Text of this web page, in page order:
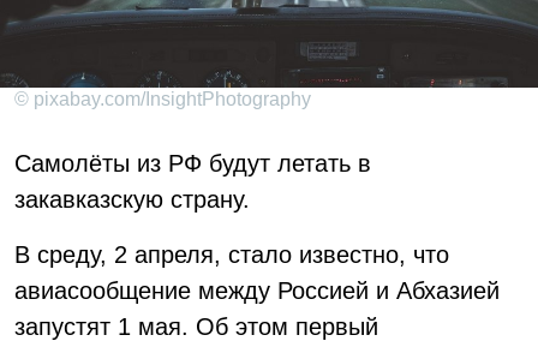
© pixabay.com/InsightPhotography
Самолёты из РФ будут летать в
закавказскую страну.
В среду, 2 апреля, стало известно, что
авиасообщение между Россией и Абхазией
запустят 1 мая. Об этом первый